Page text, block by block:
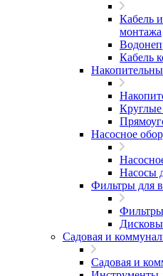
Кабель
монтажа
Кабель
Насосное
Насосы
Фильтры для
Садовая и
Садовая и